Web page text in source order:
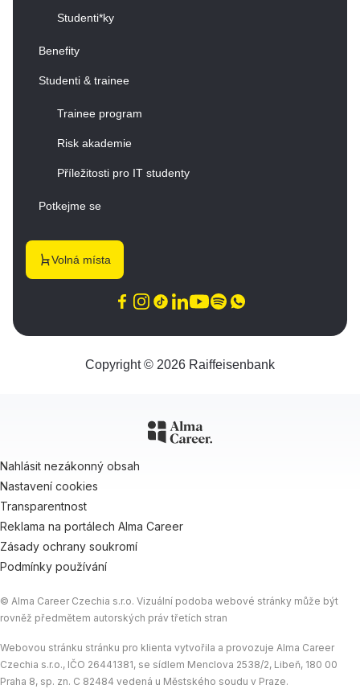
Studenti*ky
Benefity
Studenti & trainee
Trainee program
Risk akademie
Příležitosti pro IT studenty
Potkejme se
Volná místa
Copyright © 2026 Raiffeisenbank
Nahlásit nezákonný obsah
Nastavení cookies
Transparentnost
Reklama na portálech Alma Career
Zásady ochrany soukromí
Podmínky používání
© Alma Career Czechia s.r.o. Vizuální podoba webové stránky může být
rovněž předmětem autorských práv třetích stran
Webovou stránku stránku pro klienta vytvořila a provozuje Alma Career
Czechia s.r.o., IČO 26441381, se sídlem Menclova 2538/2, Libeň, 180 00
Praha 8, sp. zn. C 82484 vedená u Městského soudu v Praze.